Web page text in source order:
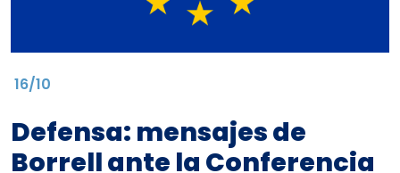
16/10
Defensa: mensajes de
Borrell ante la Conferencia